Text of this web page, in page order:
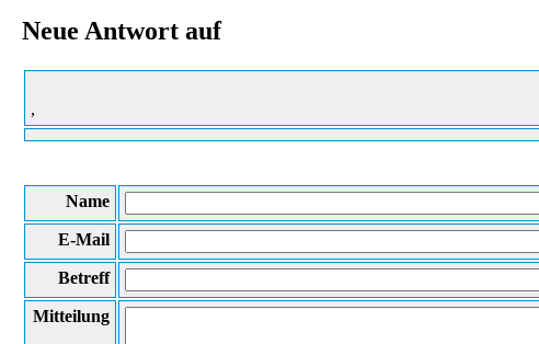
Neue Antwort auf
,
Name
E-Mail
Betreff
Mitteilung